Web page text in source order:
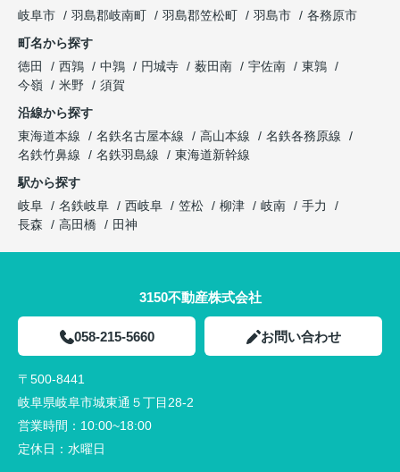
岐阜市
羽島郡岐南町 羽島郡笠松町 羽島市
各務原市
町名から探す
徳田
西鶉 中鶉 円城寺 薮田南 宇佐南
東鶉
今嶺
米野
須賀
沿線から探す
東海道本線
名鉄名古屋本線 高山本線
名鉄各務原線
名鉄竹鼻線
名鉄羽島線
東海道新幹線
駅から探す
岐阜
名鉄岐阜 西岐阜 笠松 柳津 岐南
手力
長森
高田橋 田神
3150不動産株式会社
058-215-5660 お問い合わせ
〒500-8441
岐阜県岐阜市城東通５丁目28-2
営業時間： 10:00~18:00
定休日： 水曜日